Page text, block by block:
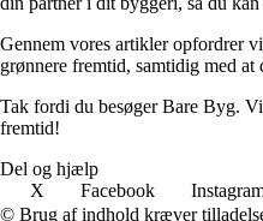
Gennem vores artikler opfordrer
grønnere fremtid, samtidig med
Tak fordi du besøger Bare Byg.
fremtid!
Del og hjælp
X
Facebook
© Brug af indhold kræver